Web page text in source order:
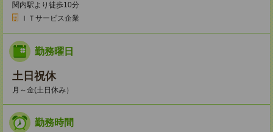
関内駅より徒歩10分
ＩＴサービス企業
勤務曜日
土日祝休
月～金(土日休み）
勤務時間